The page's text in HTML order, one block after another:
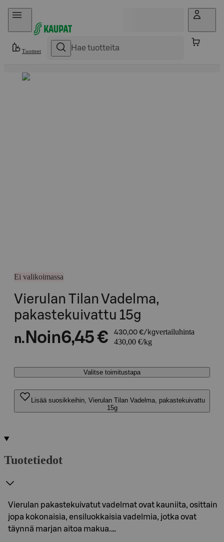
Hyppää sisältöön
Tuotteet
Ei valikoimassa
Vierulan Tilan Vadelma,
pakastekuivattu 15g
n. Noin6,45 € 430,00 €/kgvertailuhinta
430,00 €/kg
Valitse toimitustapa
Lisää suosikkeihin, Vierulan Tilan Vadelma, pakastekuivattu
15g
Tuotetiedot
Vierulan pakastekuivatut vadelmat ovat kauniita, osittain
jopa kokonaisia, ensiluokkaisia vadelmia, jotka ovat
täynnä marjan aitoa makua.…